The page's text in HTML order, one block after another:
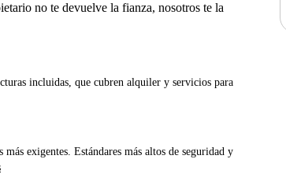
no te devuelve la fianza, nosotros te la
incluidas, que cubren alquiler y servicios para
exigentes. Estándares más altos de seguridad y